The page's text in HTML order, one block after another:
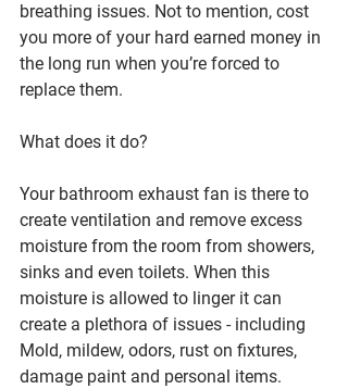
breathing issues. Not to mention, cost
you more of your hard earned money in
the long run when you’re forced to
replace them.
What does it do?
Your bathroom exhaust fan is there to
create ventilation and remove excess
moisture from the room from showers,
sinks and even toilets. When this
moisture is allowed to linger it can
create a plethora of issues - including
Mold, mildew, odors, rust on fixtures,
damage paint and personal items.